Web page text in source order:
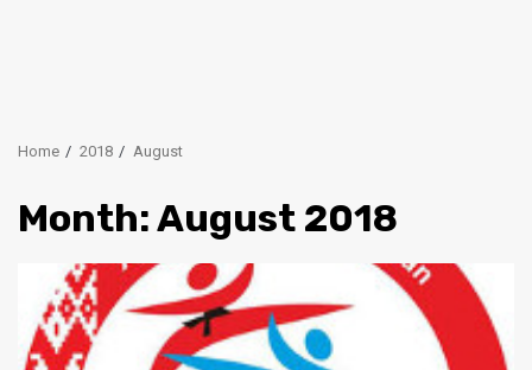
Home 2018 August
Month:August 2018